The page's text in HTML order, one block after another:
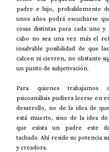
padre e hijo, probablemente
unos años podrá escucharse
cosas distintas para cada uno
cabo no sea una vez más el
insalvable posibilidad de que
calcen ni cierren, no obstante
un punto de subjetivación.
Para quienes trabajamos
psicoanálisis pudiera leerse en
desarrollo, no de la idea de
está muerto, sino de la idea
que exista un padre este
tachado. Ahí reside su potencia
y creadora.